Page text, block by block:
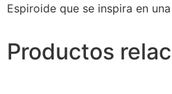
Espiroide que se inspira en
Productos